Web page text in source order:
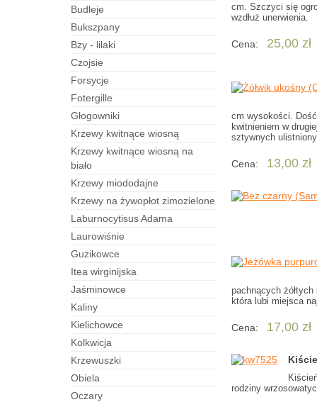
budleje
bukszpany
bzy - lilaki
czojsie
forsycje
fotergille
Głogowniki
Krzewy kwitnące wiosną
Krzewy kwitnące wiosną na
biało
Krzewy miododajne
Krzewy na żywopłot zimozielone
laburnocytisus Adama
laurowiśnie
guzikowce
itea wirginijska
jaśminowce
kaliny
kielichowce
kolkwicja
krzewuszki
obiela
oczary
cm. Szczyci się
wzdłuż unerwienia.
Cena: 25,00 zł
cm wysokości.
kwitnieniem w
sztywnych
Cena: 13,00 zł
pachnących
która lubi miejsca
Cena: 17,00 zł
rodziny